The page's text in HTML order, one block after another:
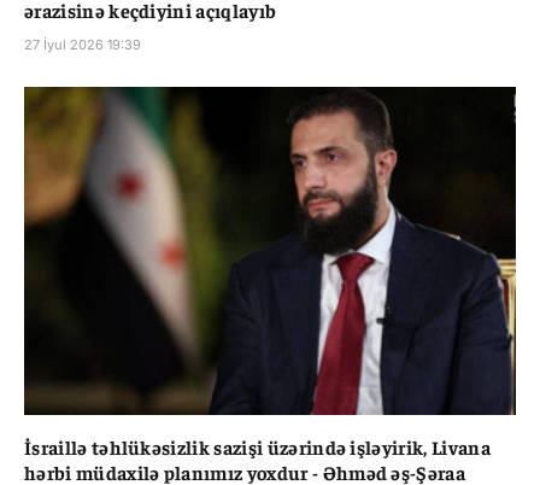
ərazisinə keçdiyini açıqlayıb
27 İyul 2026 19:39
İsraillə təhlükəsizlik sazişi üzərində işləyirik, Livana
hərbi müdaxilə planımız yoxdur - Əhməd əş-Şəraa